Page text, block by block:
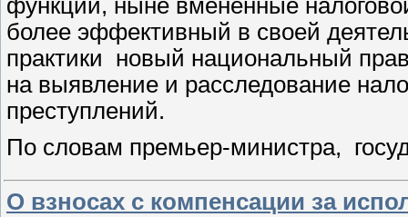
функции, ныне вмененные
более эффективный в своей
практики новый национальный
на выявление и расследование
преступлений.
По словам премьер-министра,
О взносах с компенсации за